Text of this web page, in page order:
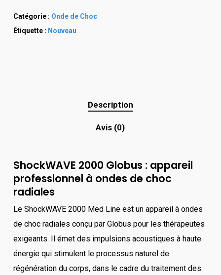
Catégorie : Onde de Choc
Étiquette : Nouveau
Description
Avis (0)
ShockWAVE 2000 Globus : appareil
professionnel à ondes de choc
radiales
Le ShockWAVE 2000 Med Line est un appareil à ondes
de choc radiales conçu par Globus pour les thérapeutes
exigeants. Il émet des impulsions acoustiques à haute
énergie qui stimulent le processus naturel de
régénération du corps, dans le cadre du traitement des